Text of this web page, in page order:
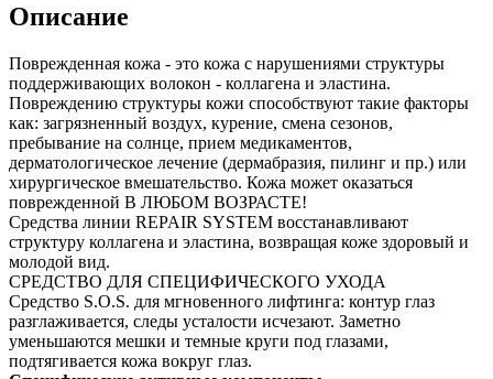
Описание
Поврежденная кожа - это кожа с нарушениями структуры
поддерживающих волокон - коллагена и эластина.
Повреждению структуры кожи способствуют такие факторы
как: загрязненный воздух, курение, смена сезонов,
пребывание на солнце, прием медикаментов,
дерматологическое лечение (дермабразия, пилинг и пр.) или
хирургическое вмешательство. Кожа может оказаться
поврежденной В ЛЮБОМ ВОЗРАСТЕ!
Средства линии REPAIR SYSTEM восстанавливают
структуру коллагена и эластина, возвращая коже здоровый и
молодой вид.
СРЕДСТВО ДЛЯ СПЕЦИФИЧЕСКОГО УХОДА
Средство S.O.S. для мгновенного лифтинга: контур глаз
разглаживается, следы усталости исчезают. Заметно
уменьшаются мешки и темные круги под глазами,
подтягивается кожа вокруг глаз.